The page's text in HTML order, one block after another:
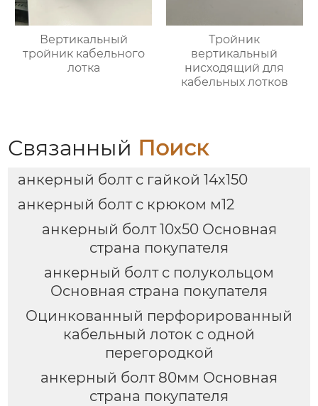
Вертикальный
тройник кабельного
лотка
Тройник
вертикальный
нисходящий для
кабельных лотков
Связанный Поиск
анкерный болт с гайкой 14х150
анкерный болт с крюком м12
анкерный болт 10х50 Основная
страна покупателя
анкерный болт с полукольцом
Основная страна покупателя
Оцинкованный перфорированный
кабельный лоток с одной
перегородкой
анкерный болт 80мм Основная
страна покупателя